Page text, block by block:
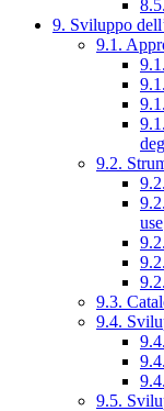
9. Sviluppo
9.1.
9.2.
use
9.3.
9.4.
9.5.